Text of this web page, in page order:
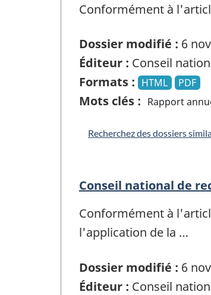
Conformément à
Dossier modifié : 6
Éditeur : Conseil
Formats : HTML PDF
Mots clés : Rapport
Recherchez des dossiers
Conseil national de
Conformément à
l'application de la …
Dossier modifié : 6
Éditeur : Conseil